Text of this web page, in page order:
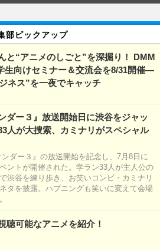
部ピックアップ
と“アニメのしごと”を深掘り！ DMM
生向けセミナー＆交流会を8/31開催―
ネス”を一夜でキャッチ
ダー３』放送開始日に渋谷をジャッ
人が大捜索、カミナリがスペシャル
ダー３』の放送開始を記念し、7月8日に
ントが開催された。学ラン33人が主人公の
渋谷を練り歩き、お笑いコンビ・カミナリ
タを披露。ハプニングも笑いに変えて会場
聴可能なアニメを紹介！